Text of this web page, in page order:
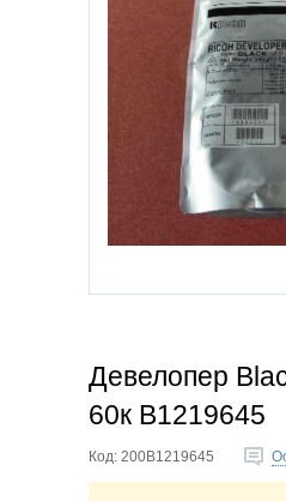
Девелопер
60к B1219645
Код: 200B1219645